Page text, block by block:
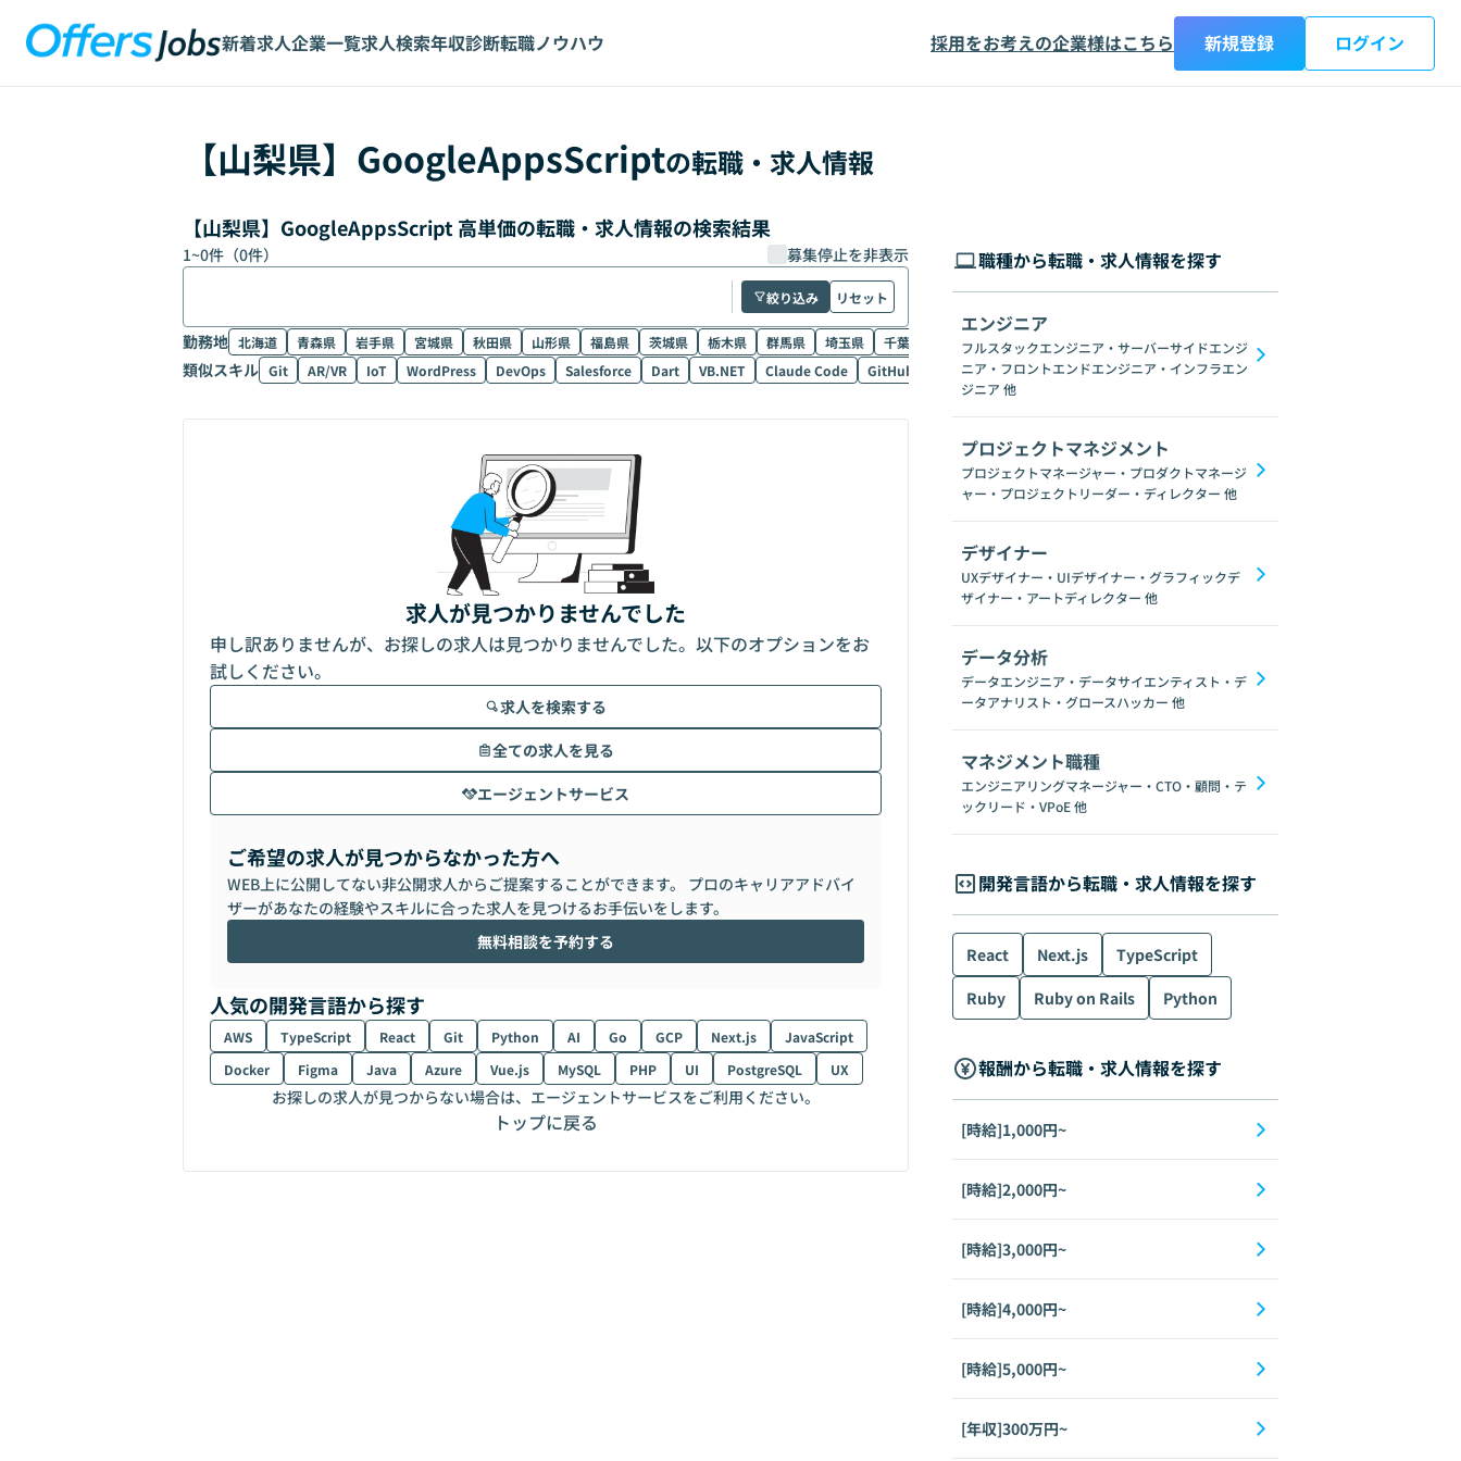
新着求人企業一覧求人検索年収診断転職ノウハウ 採用をお考えの企業様はこちら 新規登録 ログイン
【山梨県】 GoogleAppsScriptの転職・求人情報
【山梨県】GoogleAppsScript 高単価の転職・求人情報の検索結果
1~0件（0件） 募集停止を非表示
絞り込み リセット
勤務地 北海道 青森県 岩手県 宮城県 秋田県 山形県 福島県 茨城県 栃木県 群馬県 埼玉県 千葉県 東京都 神奈川県 新潟県 富山県 石川県
類似スキル Git AR/VR IoT WordPress DevOps Salesforce Dart VB.NET Claude Code GitHub Copilot ブロックチェーン ChatGPT Gemini
求人が見つかりませんでした
申し訳ありませんが、お探しの求人は見つかりませんでした。以下のオプションをお
試しください。
求人を検索する
全ての求人を見る
エージェントサービス
ご希望の求人が見つからなかった方へ
WEB上に公開してない非公開求人からご提案することができます。 プロのキャリアアドバイ
ザーがあなたの経験やスキルに合った求人を見つけるお手伝いをします。
無料相談を予約する
人気の開発言語から探す
AWS TypeScript React Git Python AI Go GCP Next.js
JavaScript
Docker
Figma Java Azure Vue.js MySQL PHP UI PostgreSQL UX
お探しの求人が見つからない場合は、エージェントサービスをご利用ください。
トップに戻る
職種から転職・求人情報を探す
エンジニア
フルスタックエンジニア・サーバーサイドエンジ
ニア・フロントエンドエンジニア・インフラエン
ジニア 他
プロジェクトマネジメント
プロジェクトマネージャー・プロダクトマネージ
ャー・プロジェクトリーダー・ディレクター 他
デザイナー
UXデザイナー・UIデザイナー・グラフィックデ
ザイナー・アートディレクター 他
データ分析
データエンジニア・データサイエンティスト・デ
ータアナリスト・グロースハッカー 他
マネジメント職種
エンジニアリングマネージャー・CTO・顧問・テ
ックリード・VPoE他
開発言語から転職・求人情報を探す
React Next.js
TypeScript
Ruby
Ruby on Rails Python
報酬から転職・求人情報を探す
[時給]1,000円~
[時給]2,000円~
[時給]3,000円~
[時給]4,000円~
[時給]5,000円~
[年収]300万円~